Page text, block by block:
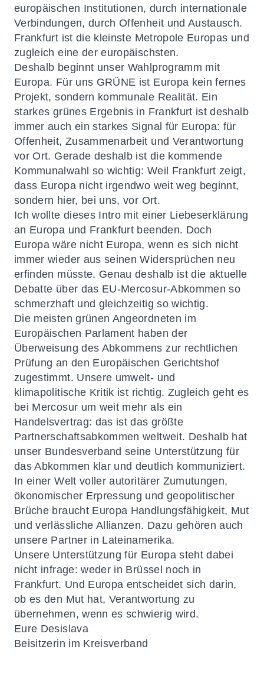
europäischen Institutionen, durch internationale
Verbindungen, durch Offenheit und Austausch.
Frankfurt ist die kleinste Metropole Europas und
zugleich eine der europäischsten.
Deshalb beginnt unser Wahlprogramm mit
Europa. Für uns GRÜNE ist Europa kein fernes
Projekt, sondern kommunale Realität. Ein
starkes grünes Ergebnis in Frankfurt ist deshalb
immer auch ein starkes Signal für Europa: für
Offenheit, Zusammenarbeit und Verantwortung
vor Ort. Gerade deshalb ist die kommende
Kommunalwahl so wichtig: Weil Frankfurt zeigt,
dass Europa nicht irgendwo weit weg beginnt,
sondern hier, bei uns, vor Ort.
Ich wollte dieses Intro mit einer Liebeserklärung
an Europa und Frankfurt beenden. Doch
Europa wäre nicht Europa, wenn es sich nicht
immer wieder aus seinen Widersprüchen neu
erfinden müsste. Genau deshalb ist die aktuelle
Debatte über das EU-Mercosur-Abkommen so
schmerzhaft und gleichzeitig so wichtig.
Die meisten grünen Angeordneten im
Europäischen Parlament haben der
Überweisung des Abkommens zur rechtlichen
Prüfung an den Europäischen Gerichtshof
zugestimmt. Unsere umwelt- und
klimapolitische Kritik ist richtig. Zugleich geht es
bei Mercosur um weit mehr als ein
Handelsvertrag: das ist das größte
Partnerschaftsabkommen weltweit. Deshalb hat
unser Bundesverband seine Unterstützung für
das Abkommen klar und deutlich kommuniziert.
In einer Welt voller autoritärer Zumutungen,
ökonomischer Erpressung und geopolitischer
Brüche braucht Europa Handlungsfähigkeit, Mut
und verlässliche Allianzen. Dazu gehören auch
unsere Partner in Lateinamerika.
Unsere Unterstützung für Europa steht dabei
nicht infrage: weder in Brüssel noch in
Frankfurt. Und Europa entscheidet sich darin,
ob es den Mut hat, Verantwortung zu
übernehmen, wenn es schwierig wird.
Eure Desislava
Beisitzerin im Kreisverband